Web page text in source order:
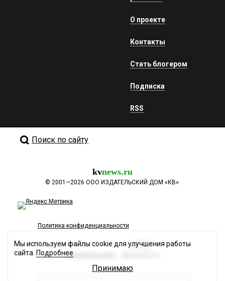
О проекте
Контакты
Стать блогером
Подписка
RSS
Поиск по сайту
kvnews.ru
© 2001—2026 ООО ИЗДАТЕЛЬСКИЙ ДОМ «КВ».
Политика конфиденциальности
Разработка сайта
Мы используем файлы cookie для улучшения работы
сайта. Подробнее
Принимаю